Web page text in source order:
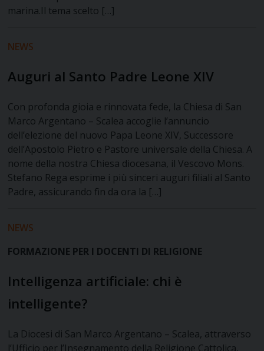
marina.Il tema scelto […]
NEWS
Auguri al Santo Padre Leone XIV
Con profonda gioia e rinnovata fede, la Chiesa di San
Marco Argentano – Scalea accoglie l’annuncio
dell’elezione del nuovo Papa Leone XIV, Successore
dell’Apostolo Pietro e Pastore universale della Chiesa. A
nome della nostra Chiesa diocesana, il Vescovo Mons.
Stefano Rega esprime i più sinceri auguri filiali al Santo
Padre, assicurando fin da ora la […]
NEWS
FORMAZIONE PER I DOCENTI DI RELIGIONE
Intelligenza artificiale: chi è
intelligente?
La Diocesi di San Marco Argentano – Scalea, attraverso
l’Ufficio per l’Insegnamento della Religione Cattolica,